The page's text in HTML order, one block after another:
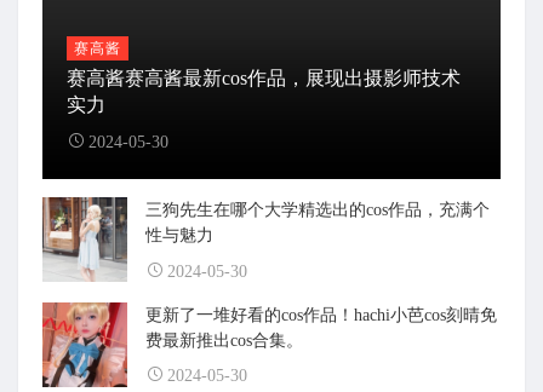
赛高酱
赛高酱赛高酱最新cos作品，展现出摄影师技术
实力
2024-05-30
三狗先生在哪个大学精选出的cos作品，充满个
性与魅力
2024-05-30
更新了一堆好看的cos作品！hachi小芭cos刻晴免
费最新推出cos合集。
2024-05-30